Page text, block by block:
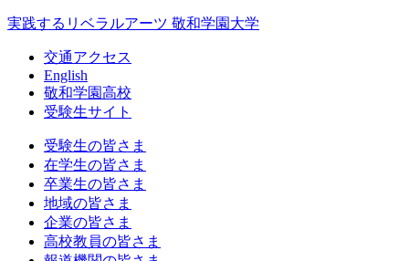
実践するリベラルアーツ 敬和学園大学
交通アクセス
English
敬和学園高校
受験生サイト
受験生の皆さま
在学生の皆さま
卒業生の皆さま
地域の皆さま
企業の皆さま
高校教員の皆さま